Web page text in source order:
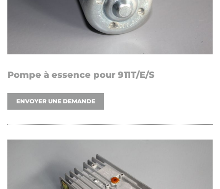
Pompe à essence pour 911T/E/S
ENVOYER UNE DEMANDE